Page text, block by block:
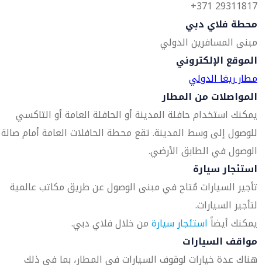
29311817 371+
محطة فلاي دبي
مبنى المسافرين الدولي
الموقع الإلكتروني
مطار ريغا الدولي
المواصلات من المطار
يمكنك استخدام حافلة المدينة أو الحافلة العامة أو التاكسي
للوصول إلى وسط المدينة. تقع محطة الحافلات العامة أمام صالة
الوصول في الطابق الأرضي.
استئجار سيارة
تأجير السيارات مُتاح في مبنى الوصول عن طريق مكاتب عالمية
لتأجير السيارات.
يمكنك أيضاًاستئجار سيارةمن خلال فلاي دبي.
مواقف السيارات
هناك عدة خيارات لوقوف السيارات في المطار، بما في ذلك